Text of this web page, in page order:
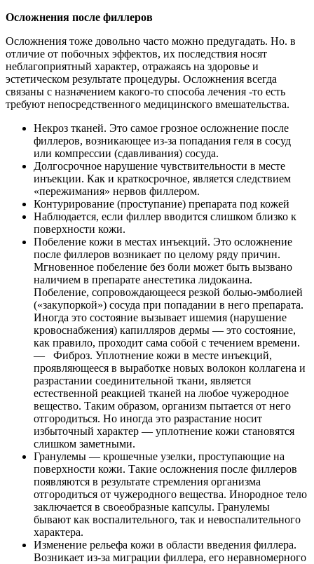
Осложнения после филлеров
Осложнения тоже довольно часто можно предугадать. Но. в
отличие от побочных эффектов, их последствия носят
неблагоприятный характер, отражаясь на здоровье и
эстетическом результате процедуры. Осложнения всегда
связаны с назначением какого-то способа лечения -то есть
требуют непосредственного медицинского вмешательства.
Некроз тканей. Это самое грозное осложнение после
филлеров, возникающее из-за попадания геля в сосуд
или компрессии (сдавливания) сосуда.
Долгосрочное нарушение чувствительности в месте
инъекции. Как и краткосрочное, является следствием
«пережимания» нервов филлером.
Контурирование (проступание) препарата под кожей
Наблюдается, если филлер вводится слишком близко к
поверхности кожи.
Побеление кожи в местах инъекций. Это осложнение
после филлеров возникает по целому ряду причин.
Мгновенное побеление без боли может быть вызвано
наличием в препарате анестетика лидокаина.
Побеление, сопровождающееся резкой болью-эмболией
(«закупоркой») сосуда при попадании в него препарата.
Иногда это состояние вызывает ишемия (нарушение
кровоснабжения) капилляров дермы — это состояние,
как правило, проходит сама собой с течением времени.
— Фиброз. Уплотнение кожи в месте инъекций,
проявляющееся в выработке новых волокон коллагена и
разрастании соединительной ткани, является
естественной реакцией тканей на любое чужеродное
вещество. Таким образом, организм пытается от него
отгородиться. Но иногда это разрастание носит
избыточный характер — уплотнение кожи становятся
слишком заметными.
Гранулемы — крошечные узелки, проступающие на
поверхности кожи. Такие осложнения после филлеров
появляются в результате стремления организма
отгородиться от чужеродного вещества. Инородное тело
заключается в своеобразные капсулы. Гранулемы
бывают как воспалительного, так и невоспалительного
характера.
Изменение рельефа кожи в области введения филлера.
Возникает из-за миграции филлера, его неравномерного